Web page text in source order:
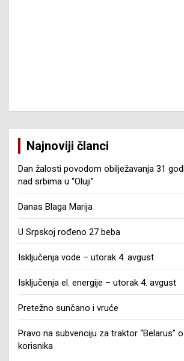
Najnoviji članci
Dan žalosti povodom obilježavanja 31
nad srbima u “Oluji”
Danas Blaga Marija
U Srpskoj rođeno 27 beba
Isključenja vode – utorak 4. avgust
Isključenja el. energije – utorak 4. avgust
Pretežno sunčano i vruće
Pravo na subvenciju za traktor “Belarus”
korisnika